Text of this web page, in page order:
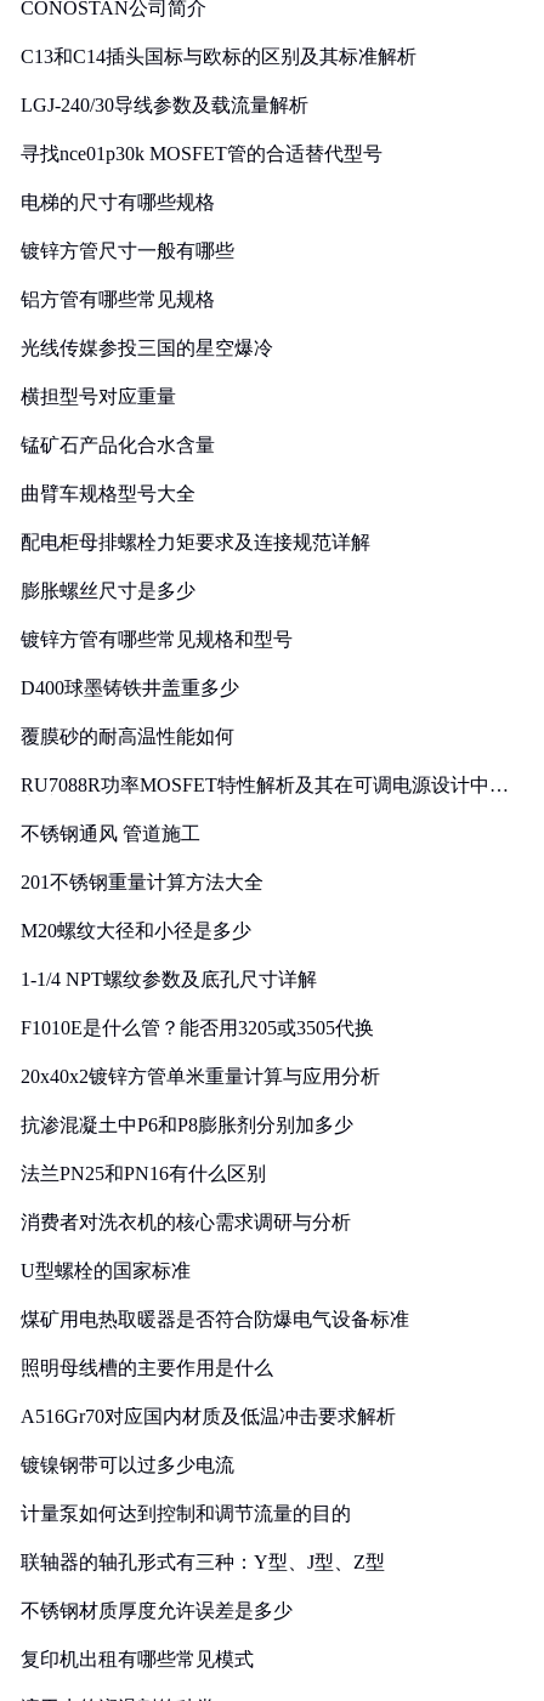
CONOSTAN公司简介
C13和C14插头国标与欧标的区别及其标准解析
LGJ-240/30导线参数及载流量解析
寻找nce01p30k MOSFET管的合适替代型号
电梯的尺寸有哪些规格
镀锌方管尺寸一般有哪些
铝方管有哪些常见规格
光线传媒参投三国的星空爆冷
横担型号对应重量
锰矿石产品化合水含量
曲臂车规格型号大全
配电柜母排螺栓力矩要求及连接规范详解
膨胀螺丝尺寸是多少
镀锌方管有哪些常见规格和型号
D400球墨铸铁井盖重多少
覆膜砂的耐高温性能如何
RU7088R功率MOSFET特性解析及其在可调电源设计中的
不锈钢通风 管道施工
201不锈钢重量计算方法大全
M20螺纹大径和小径是多少
1-1/4 NPT螺纹参数及底孔尺寸详解
F1010E是什么管？能否用3205或3505代换
20x40x2镀锌方管单米重量计算与应用分析
抗渗混凝土中P6和P8膨胀剂分别加多少
法兰PN25和PN16有什么区别
消费者对洗衣机的核心需求调研与分析
U型螺栓的国家标准
煤矿用电热取暖器是否符合防爆电气设备标准
照明母线槽的主要作用是什么
A516Gr70对应国内材质及低温冲击要求解析
镀镍钢带可以过多少电流
计量泵如何达到控制和调节流量的目的
联轴器的轴孔形式有三种：Y型、J型、Z型
不锈钢材质厚度允许误差是多少
复印机出租有哪些常见模式